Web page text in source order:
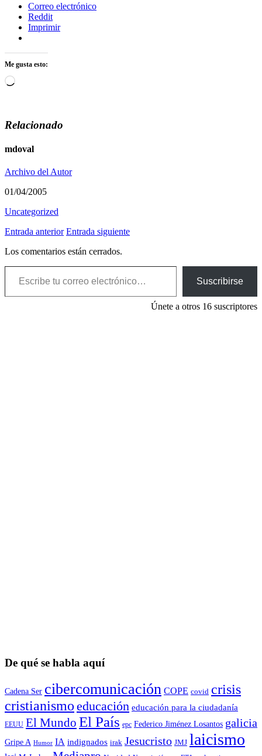
Correo electrónico
Reddit
Imprimir
Me gusta esto:
Cargando...
Relacionado
mdoval
Archivo del Autor
01/04/2005
Uncategorized
Entrada anterior Entrada siguiente
Los comentarios están cerrados.
Escribe tu correo electrónico…
Suscribirse
Únete a otros 16 suscriptores
De qué se habla aquí
Cadena Ser cibercomunicación COPE covid crisis
cristianismo educación educación para la ciudadaní­a
EEUU El Mundo El País epc Federico Jiménez Losantos galicia
Gripe A Humor IA indignados irak Jesucristo JMJ laicismo